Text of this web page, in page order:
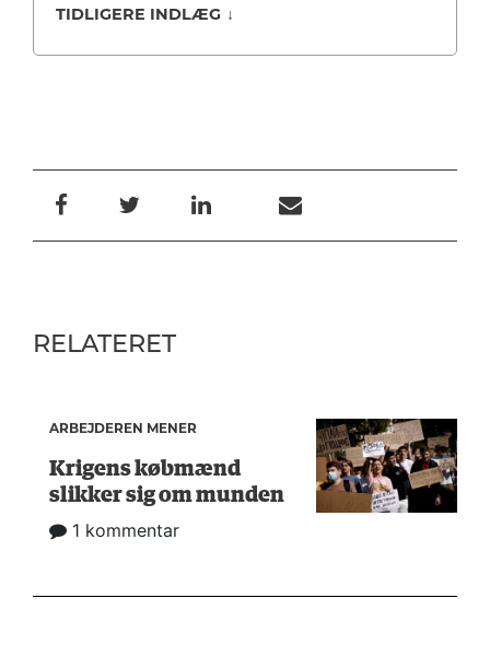
TIDLIGERE INDLÆG ↓
RELATERET
ARBEJDEREN MENER
Krigens købmænd
slikker sig om munden
1 kommentar